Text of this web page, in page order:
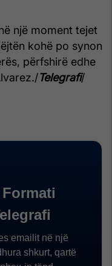
një moment tejet
kohë po synon
përfshirë edhe
Telegrafi/